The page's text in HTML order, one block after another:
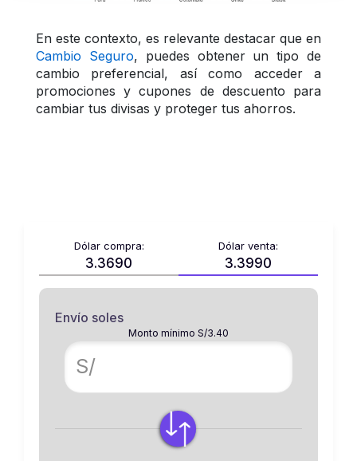
Cambio Seguro, puedes obtener un tipo de
cambio preferencial, así como acceder a
promociones y cupones de descuento para
cambiar tus divisas y proteger tus ahorros.
Dólar compra:
3.3690
Dólar venta:
3.3990
Envío soles
Monto mínimo S/3.40
S/